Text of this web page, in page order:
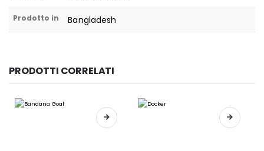
Prodotto in Bangladesh
PRODOTTI CORRELATI
Questo prodotto ha più varianti. Le opzioni possono essere scelte nella pagina del prodotto Questo prodotto ha più varianti. Le opzioni possono essere scelte nella pagina del prodotto